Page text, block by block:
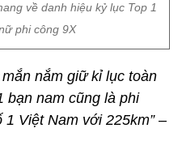
về danh hiệu kỷ lục Top 1
phi công 9X
nắm giữ kỉ lục toàn
bạn nam cũng là phi
Việt Nam với 225km”–